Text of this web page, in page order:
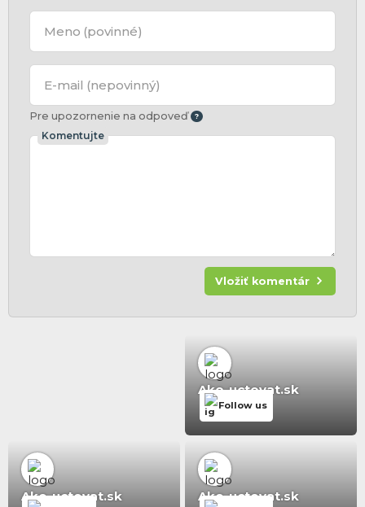
Meno (povinné)
E-mail (nepovinný)
Pre upozornenie na odpoveď
Komentujte
Vložiť komentár
Ako-uctovat.sk
Follow us
Ako-uctovat.sk Ako-uctovat.sk